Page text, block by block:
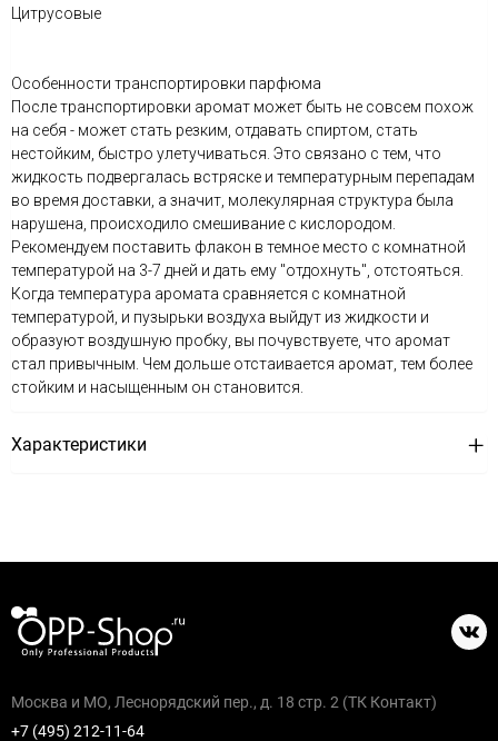
Цитрусовые
Особенности транспортировки парфюма
После транспортировки аромат может быть не совсем похож
на себя - может стать резким, отдавать спиртом, стать
нестойким, быстро улетучиваться. Это связано с тем, что
жидкость подвергалась встряске и температурным перепадам
во время доставки, а значит, молекулярная структура была
нарушена, происходило смешивание с кислородом.
Рекомендуем поставить флакон в темное место с комнатной
температурой на 3-7 дней и дать ему "отдохнуть", отстояться.
Когда температура аромата сравняется с комнатной
температурой, и пузырьки воздуха выйдут из жидкости и
образуют воздушную пробку, вы почувствуете, что аромат
стал привычным. Чем дольше отстаивается аромат, тем более
стойким и насыщенным он становится.
Характеристики
Москва и МО, Леснорядский пер., д. 18 стр. 2 (ТК Контакт)
+7 (495) 212-11-64